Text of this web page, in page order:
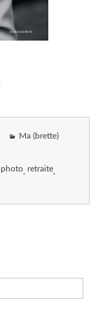
Ma (brette)
photo retraite